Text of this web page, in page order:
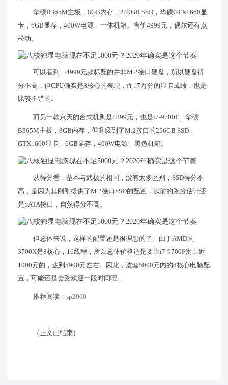
华硕B365M主板，8GB内存，240GB SSD，华硕GTX1660显
卡，6GB显存，400W电源，一体机箱。售价4999元，偶尔还有点
松动。
可以看到，4999元款标配的并非M.2接口硬盘，所以硬盘得
分不高，但CPU确实是8核心的表现，而17万分的显卡成绩，也是
比较不错的。
而另一款京天的台式机则是4899元，也是i7-9700F，华硕
B365M主板，8GB内存，但升级到了M.2接口的256GB SSD，
GTX1660显卡，6GB显存，400W电源，黑色机箱。
从得分看，基本与武极的相同，没有太多区别，SSD得分不
高，是因为其刚刚提供了M.2接口SSD的配置，以前的跑分估计还
是SATA接口，自然得分不高。
但总体来说，这样的配置还是很理想的了。由于AMD的
3700X是8核心，16线程，所以总体价格还是要比i7-9700F贵上近
1000元的，达到5900元左右。因此，这套5000元内的8核心电脑配
置，可能还是会受欢迎一段时间吧。
推荐阅读： sp2000
（正文已结束）